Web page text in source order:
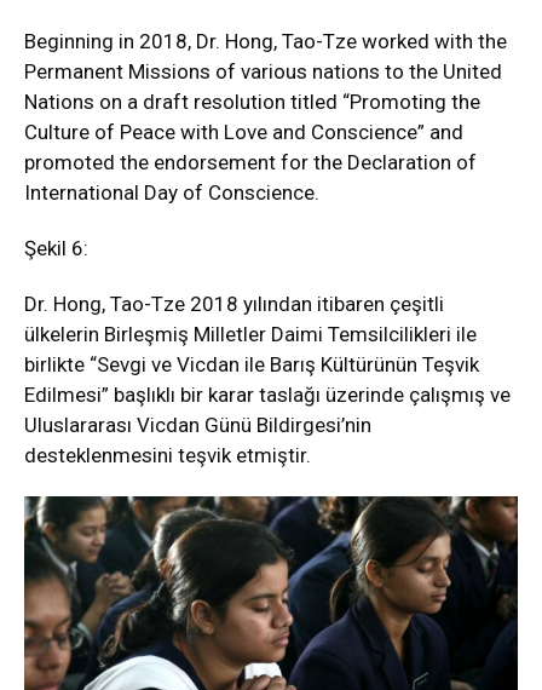
Beginning in 2018, Dr. Hong, Tao-Tze worked with the
Permanent Missions of various nations to the United
Nations on a draft resolution titled “Promoting the
Culture of Peace with Love and Conscience” and
promoted the endorsement for the Declaration of
International Day of Conscience.
Şekil 6:
Dr. Hong, Tao-Tze 2018 yılından itibaren çeşitli
ülkelerin Birleşmiş Milletler Daimi Temsilcilikleri ile
birlikte “Sevgi ve Vicdan ile Barış Kültürünün Teşvik
Edilmesi” başlıklı bir karar taslağı üzerinde çalışmış ve
Uluslararası Vicdan Günü Bildirgesi’nin
desteklenmesini teşvik etmiştir.